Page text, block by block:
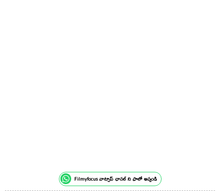
Filmyfocus వాట్సాప్ ఛానల్ ని ఫాలో అవ్వండి